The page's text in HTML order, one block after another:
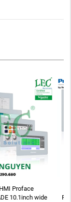
HMI Proface
12.1inch wide